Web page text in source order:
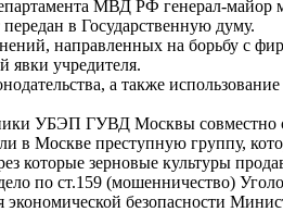
МВД РФ генерал-майор
в Государственную думу.
направленных на борьбу с
явки учредителя.
а также
УБЭП ГУВД Москвы
Москве преступную группу,
зерновые культуры
по ст.159 (мошенничество)
безопасности